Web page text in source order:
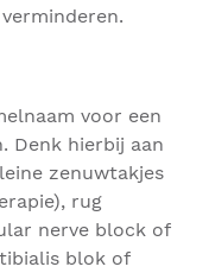
voor een
Denk hierbij aan
zenuwtakjes
rug
nerve block of
blok of